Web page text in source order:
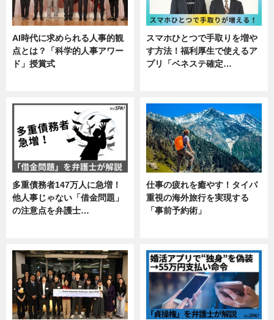
AI時代に求められる人事的観
点とは？「科学的人事アワー
ド」授賞式
スマホひとつで手取りを増や
す方法！福利厚生で使えるア
プリ「ベネステ確定…
多重債務者147万人に急増！
他人事じゃない「借金問題」
の注意点を弁護士…
仕事の疲れを癒やす！タイパ
重視の海外旅行を実現する
「事前予約術」